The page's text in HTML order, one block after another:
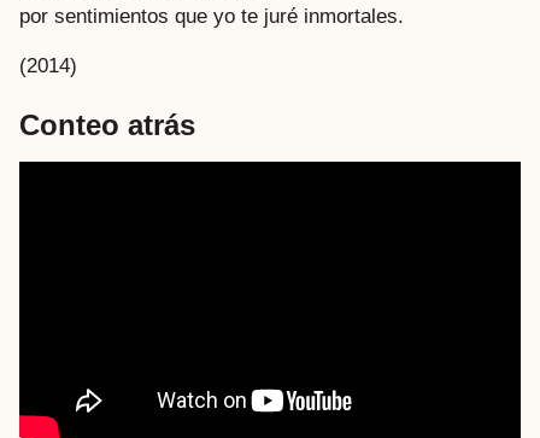
por sentimientos que yo te juré inmortales.
(2014)
Conteo atrás